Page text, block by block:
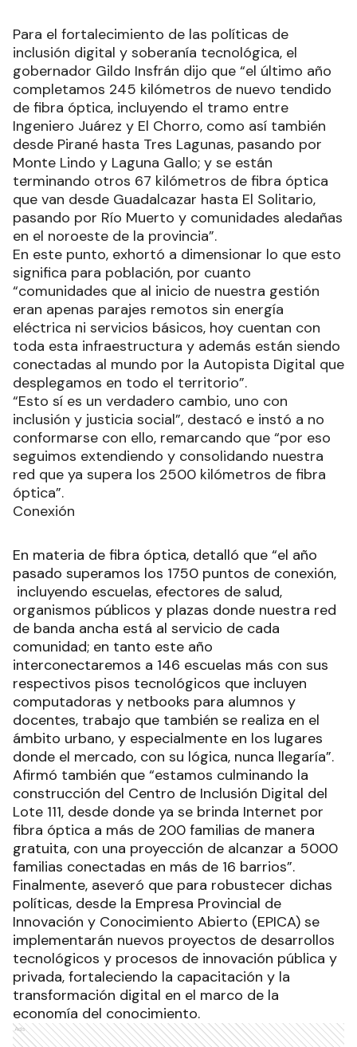
Para el fortalecimiento de las políticas de
inclusión digital y soberanía tecnológica, el
gobernador Gildo Insfrán dijo que “el último año
completamos 245 kilómetros de nuevo tendido
de fibra óptica, incluyendo el tramo entre
Ingeniero Juárez y El Chorro, como así también
desde Pirané hasta Tres Lagunas, pasando por
Monte Lindo y Laguna Gallo; y se están
terminando otros 67 kilómetros de fibra óptica
que van desde Guadalcazar hasta El Solitario,
pasando por Río Muerto y comunidades aledañas
en el noroeste de la provincia”.
En este punto, exhortó a dimensionar lo que esto
significa para población, por cuanto
“comunidades que al inicio de nuestra gestión
eran apenas parajes remotos sin energía
eléctrica ni servicios básicos, hoy cuentan con
toda esta infraestructura y además están siendo
conectadas al mundo por la Autopista Digital que
desplegamos en todo el territorio”.
“Esto sí es un verdadero cambio, uno con
inclusión y justicia social”, destacó e instó a no
conformarse con ello, remarcando que “por eso
seguimos extendiendo y consolidando nuestra
red que ya supera los 2500 kilómetros de fibra
óptica”.
Conexión
En materia de fibra óptica, detalló que “el año
pasado superamos los 1750 puntos de conexión,
incluyendo escuelas, efectores de salud,
organismos públicos y plazas donde nuestra red
de banda ancha está al servicio de cada
comunidad; en tanto este año
interconectaremos a 146 escuelas más con sus
respectivos pisos tecnológicos que incluyen
computadoras y netbooks para alumnos y
docentes, trabajo que también se realiza en el
ámbito urbano, y especialmente en los lugares
donde el mercado, con su lógica, nunca llegaría”.
Afirmó también que “estamos culminando la
construcción del Centro de Inclusión Digital del
Lote 111, desde donde ya se brinda Internet por
fibra óptica a más de 200 familias de manera
gratuita, con una proyección de alcanzar a 5000
familias conectadas en más de 16 barrios”.
Finalmente, aseveró que para robustecer dichas
políticas, desde la Empresa Provincial de
Innovación y Conocimiento Abierto (EPICA) se
implementarán nuevos proyectos de desarrollos
tecnológicos y procesos de innovación pública y
privada, fortaleciendo la capacitación y la
transformación digital en el marco de la
economía del conocimiento.
Ads